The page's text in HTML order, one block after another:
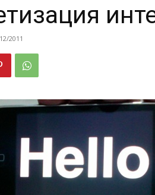
2011